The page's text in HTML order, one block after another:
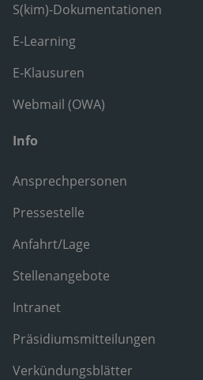
S(kim)-Dokumentationen
E-Learning
E-Klausuren
Webmail (OWA)
Info
Ansprechpersonen
Pressestelle
Anfahrt/Lage
Stellenangebote
Intranet
Präsidiumsmitteilungen
Verkündungsblätter